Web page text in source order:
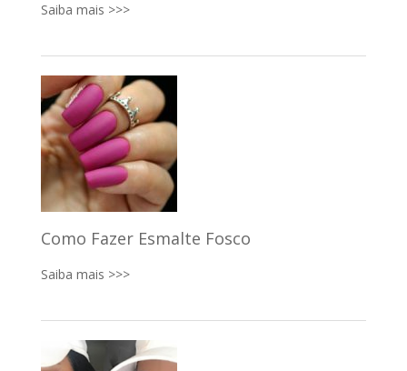
Saiba mais >>>
Como Fazer Esmalte Fosco
Saiba mais >>>